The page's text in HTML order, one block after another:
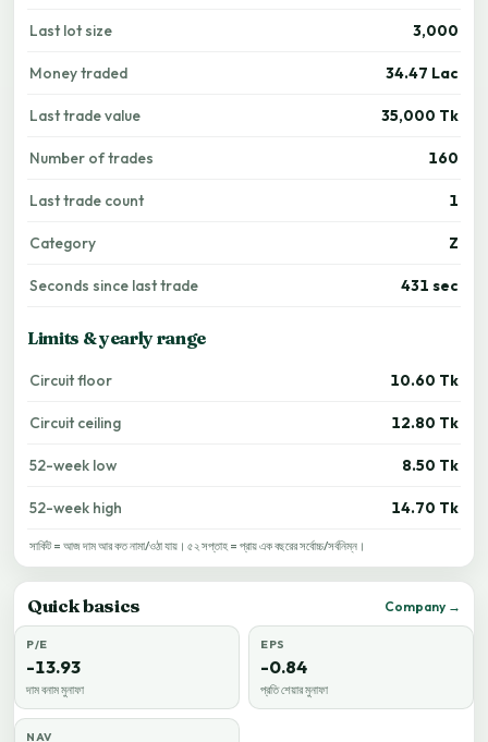
Last lot size 3,000
Money traded 34.47 Lac
Last trade value 35,000 Tk
Number of trades 160
Last trade count 1
Category Z
Seconds since last trade 431 sec
Limits & yearly range
Circuit floor 10.60 Tk
Circuit ceiling 12.80 Tk
52-week low 8.50 Tk
52-week high 14.70 Tk
সার্কিট = আজ দাম আর কত নামা/ওঠা যায়। ৫২ সপ্তাহ = প্রায় এক বছরের সর্বোচ্চ/সর্বনিম্ন।
Quick basics Company →
P/E
-13.93
দাম বনাম মুনাফা
EPS
-0.84
প্রতি শেয়ার মুনাফা
NAV